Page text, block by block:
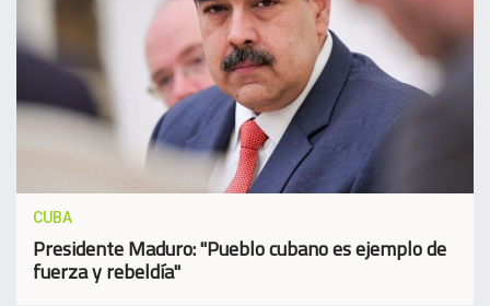
CUBA
Presidente Maduro: "Pueblo cubano es ejemplo de
fuerza y rebeldía"